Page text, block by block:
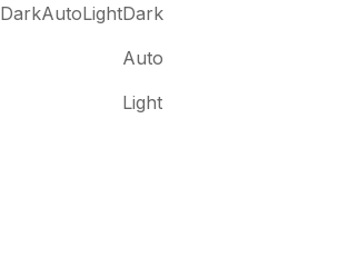
DarkAutoLightDark
Auto
Light